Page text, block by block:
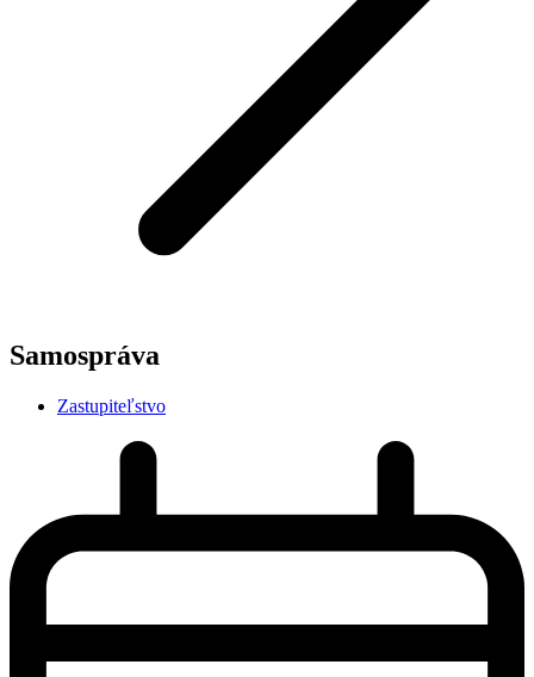
Samospráva
Zastupiteľstvo